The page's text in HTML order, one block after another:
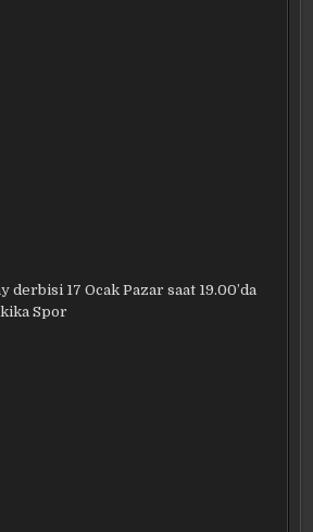
derbisi 17 Ocak Pazar saat 19.00’da
Spor